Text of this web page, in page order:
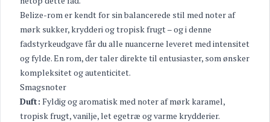
Belize-rom er kendt for sin balancerede stil med noter af
mørk sukker, krydderi og tropisk frugt – og i denne
fadstyrkeudgave får du alle nuancerne leveret med intensitet
og fylde. En rom, der taler direkte til entusiaster, som ønsker
kompleksitet og autenticitet.
Smagsnoter
Duft: Fyldig og aromatisk med noter af mørk karamel,
tropisk frugt, vanilje, let egetræ og varme krydderier.